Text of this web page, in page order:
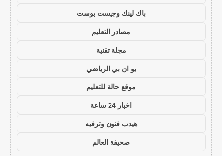
باك لينك وجيست بوست
مصادر التعليم
مجلة تقنية
يو ان بي الرياضي
موقع حالة للتعليم
اخبار 24 ساعة
هيدب فنون وترفيه
صحيفة العالم